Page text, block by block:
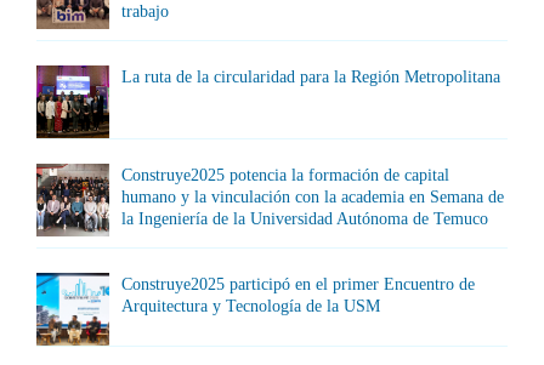
trabajo
La ruta de la circularidad para la Región Metropolitana
Construye2025 potencia la formación de capital
humano y la vinculación con la academia en Semana de
la Ingeniería de la Universidad Autónoma de Temuco
Construye2025 participó en el primer Encuentro de
Arquitectura y Tecnología de la USM